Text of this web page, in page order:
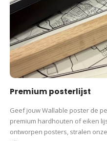
Premium posterlijst
Geef jouw Wallable poster de
premium hardhouten of eiken
ontworpen posters, stralen